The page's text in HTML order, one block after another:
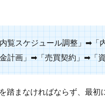
覧スケジュール調整」➡「
計画」➡「売買契約」➡「
踏まなければならず、最